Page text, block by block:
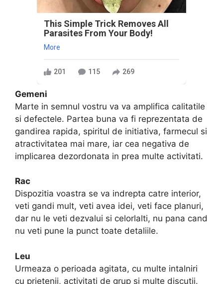
This Simple Trick Removes All
Parasites From Your Body!
More
201 115 269
Gemeni
Marte in semnul vostru va va amplifica calitatile
si defectele. Partea buna va fi reprezentata de
gandirea rapida, spiritul de initiativa, farmecul si
atractivitatea mai mare, iar cea negativa de
implicarea dezordonata in prea multe activitati.
Rac
Dispozitia voastra se va indrepta catre interior,
veti gandi mult, veti avea idei, veti face planuri,
dar nu le veti dezvalui si celorlalti, nu pana cand
nu veti pune la punct toate detaliile.
Leu
Urmeaza o perioada agitata, cu multe intalniri
cu prietenii, activitati de grup si multe discutii.